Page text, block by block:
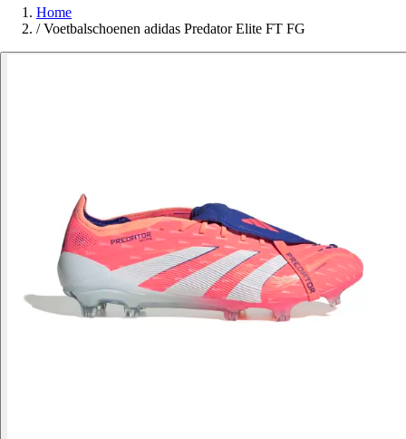
Home
/ Voetbalschoenen adidas Predator Elite FT FG